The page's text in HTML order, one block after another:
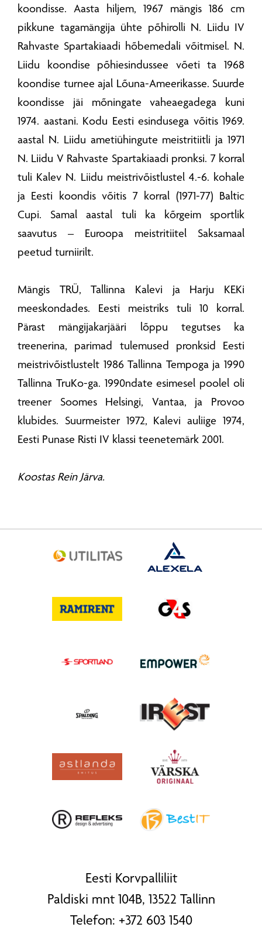
koondisse. Aasta hiljem, 1967 mängis 186 cm
pikkune tagamängija ühte põhirolli N. Liidu IV
Rahvaste Spartakiaadi hõbemedali võitmisel. N.
Liidu koondise põhiesindussee võeti ta 1968
koondise turnee ajal Lõuna-Ameerikasse. Suurde
koondisse jäi mõningate vaheaegadega kuni
1974. aastani. Kodu Eesti esindusega võitis 1969.
aastal N. Liidu ametiühingute meistritiitli ja 1971
N. Liidu V Rahvaste Spartakiaadi pronksi. 7 korral
tuli Kalev N. Liidu meistrivõistlustel 4.-6. kohale
ja Eesti koondis võitis 7 korral (1971-77) Baltic
Cupi. Samal aastal tuli ka kõrgeim sportlik
saavutus – Euroopa meistritiitel Saksamaal
peetud turniirilt.
Mängis TRÜ, Tallinna Kalevi ja Harju KEKi
meeskondades. Eesti meistriks tuli 10 korral.
Pärast mängijakarjääri lõppu tegutses ka
treenerina, parimad tulemused pronksid Eesti
meistrivõistlustelt 1986 Tallinna Tempoga ja 1990
Tallinna TruKo-ga. 1990ndate esimesel poolel oli
treener Soomes Helsingi, Vantaa, ja Provoo
klubides. Suurmeister 1972, Kalevi auliige 1974,
Eesti Punase Risti IV klassi teenetemärk 2001.
Koostas Rein Järva.
Eesti Korvpalliliit
Paldiski mnt 104B, 13522 Tallinn
Telefon: +372 603 1540